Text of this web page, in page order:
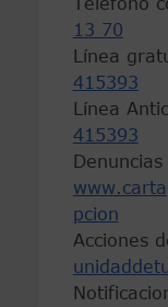
13 70
Línea
415393
Línea
415393
pcion
Acciones